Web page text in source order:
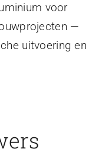
voor
—
uitvoering en